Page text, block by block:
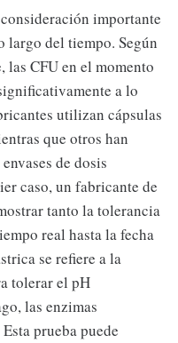
importante
del tiempo. Según
las CFU en el momento
a lo
utilizan cápsulas
que otros han
de dosis
caso, un fabricante de
tanto la tolerancia
real hasta la fecha
se refiere a la
tolerar el pH
las enzimas
prueba puede